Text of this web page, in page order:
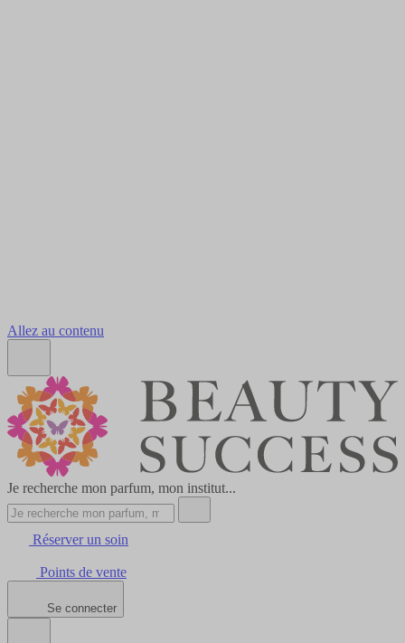
Allez au contenu
Je recherche mon parfum, mon institut...
Réserver un soin
Points de vente
Se connecter